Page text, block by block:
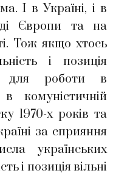
І в Україні, і в
Європи та на
Тож якщо хтось
і позиція
для роботи в
комуністичній
1970-х років та
за сприяння
українських
і позиція вільні